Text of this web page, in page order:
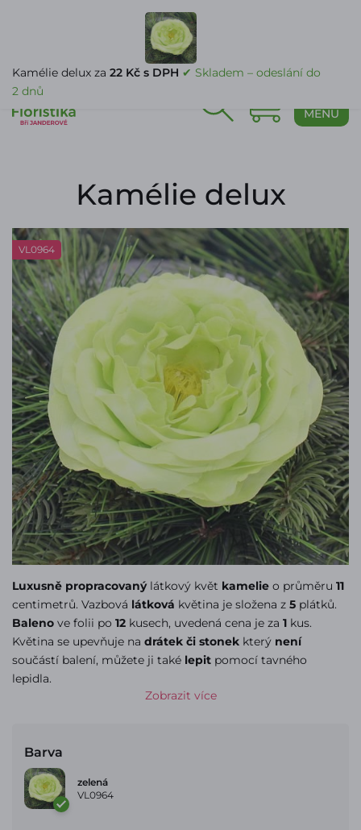
MENU
Kamélie delux
VL0964
Luxusně propracovanýlátkový květ kamelie o průměru 11
centimetrů. Vazbová látková květina je složena z 5 plátků.
Baleno ve folii po 12 kusech, uvedená cena je za 1 kus.
Květina se upevňuje na drátek či stonek který není
součástí balení, můžete ji také lepit pomocí tavného
lepidla.
Zobrazit více
Barva
zelená
VL0964
Kamélie delux za 22 Kč s DPH ✔ Skladem – odeslání do
2 dnů